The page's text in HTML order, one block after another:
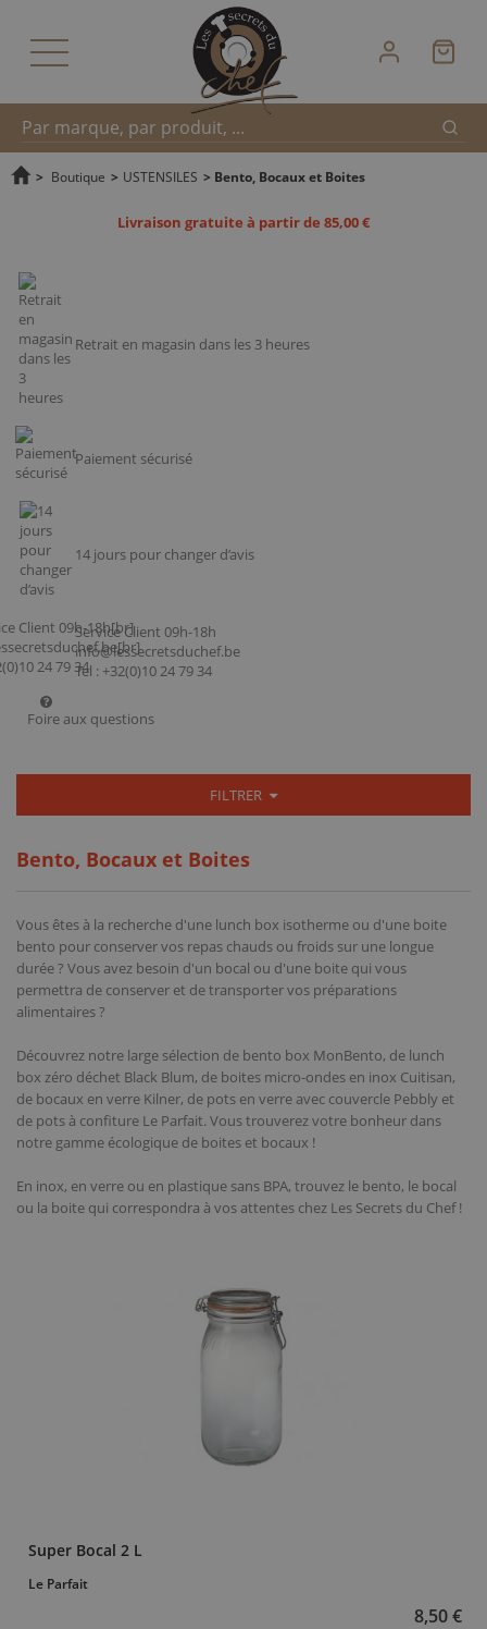
Recherche
> Boutique > USTENSILES > Bento, Bocaux et Boites
Livraison gratuite à partir de 85,00 €
Retrait en magasin dans les 3 heures
Paiement sécurisé
14 jours pour changer d’avis
Service Client 09h-18h
info@lessecretsduchef.be
Tel : +32(0)10 24 79 34
Foire aux questions
FILTRER
Bento, Bocaux et Boites
Vous êtes à la recherche d'une lunch box isotherme ou d'une boite
bento pour conserver vos repas chauds ou froids sur une longue
durée ? Vous avez besoin d'un bocal ou d'une boite qui vous
permettra de conserver et de transporter vos préparations
alimentaires ?
Découvrez notre large sélection de bento box MonBento, de lunch
box zéro déchet Black Blum, de boites micro-ondes en inox Cuitisan,
de bocaux en verre Kilner, de pots en verre avec couvercle Pebbly et
de pots à confiture Le Parfait. Vous trouverez votre bonheur dans
notre gamme écologique de boites et bocaux !
En inox, en verre ou en plastique sans BPA, trouvez le bento, le bocal
ou la boite qui correspondra à vos attentes chez Les Secrets du Chef !
Super Bocal 2 L
Le Parfait
8,50 €